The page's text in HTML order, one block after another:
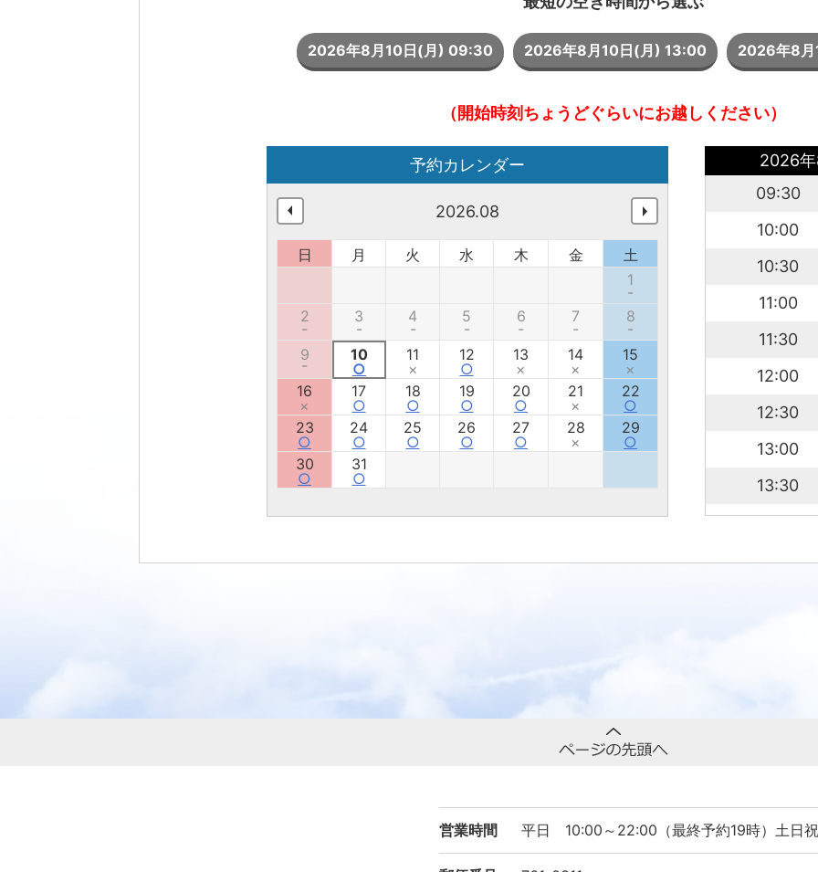
2026年8月10日(月) 09:30 2026年8月10日(月) 13:00 2026年8
（開始時刻ちょうどぐらいにお越しください）
予約カレンダー
2026.08
日 月 火 水 木 金
土
1
-
2
-
3
-
4
-
5
-
6
-
7
-
8
-
9
-
10
○
11
×
12
○
13
×
14
×
15
×
16
×
17
○
18
○
19
○
20
○
21
×
22
○
23
○
24
○
25
○
26
○
27
○
28
×
29
○
30
○
31
○
2026
09:30
10:00
10:30
11:00
11:30
12:00
12:30
13:00
13:30
14:00
14:30
18:00
18:30
営業時間 平日 10:00～22:00（最終予約19時）土日